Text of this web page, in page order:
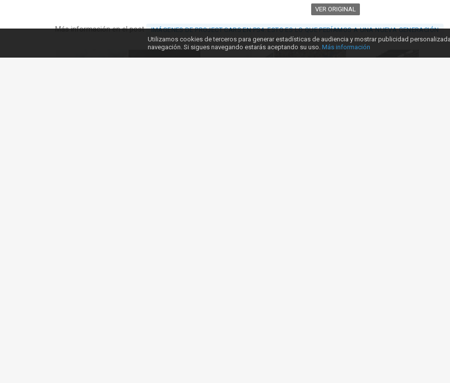
VER ORIGINAL
Más información en el post IMÁGENES DE PROJECT CARS EN PS4. ESTO ES LO QUE PEDÍAMOS A UNA NUEVA GENERACIÓN
Utilizamos cookies de terceros para generar estadísticas de audiencia y mostrar publicidad personalizada
navegación. Si sigues navegando estarás aceptando su uso. Más información